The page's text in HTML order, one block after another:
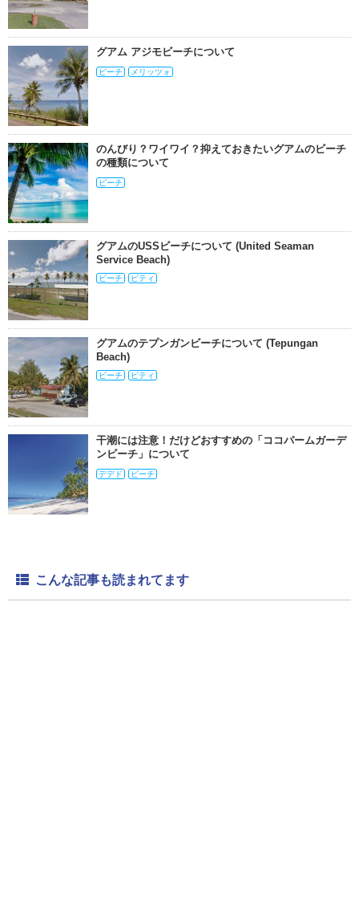
グアム アジモビーチについて
ビーチ メリッツォ
のんびり？ワイワイ？抑えておきたいグアムのビーチ
の種類について
ビーチ
グアムのUSSビーチについて (United Seaman
Service Beach)
ビーチ ピティ
グアムのテプンガンビーチについて (Tepungan
Beach)
ビーチ ピティ
干潮には注意！だけどおすすめの「ココパームガーデ
ンビーチ」について
デデド ビーチ
こんな記事も読まれてます